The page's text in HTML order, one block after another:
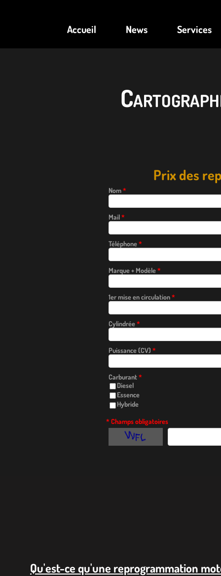
Accueil News Services
Qu'est-ce qu'une reprogrammation
Prix des
Nom*
Mail*
Téléphone*
Marque + Modèle*
1er mise en circulation*
Cylindrée*
Puissance (CV) *
Carburant*
Diesel
Essence
Hybride
* Champs obligatoires